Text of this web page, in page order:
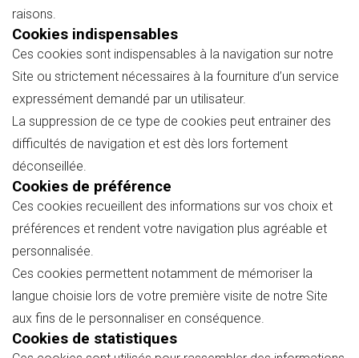
raisons.
Cookies indispensables
Ces cookies sont indispensables à la navigation sur notre
Site ou strictement nécessaires à la fourniture d’un service
expressément demandé par un utilisateur.
La suppression de ce type de cookies peut entrainer des
difficultés de navigation et est dès lors fortement
déconseillée.
Cookies de préférence
Ces cookies recueillent des informations sur vos choix et
préférences et rendent votre navigation plus agréable et
personnalisée.
Ces cookies permettent notamment de mémoriser la
langue choisie lors de votre première visite de notre Site
aux fins de le personnaliser en conséquence.
Cookies de statistiques